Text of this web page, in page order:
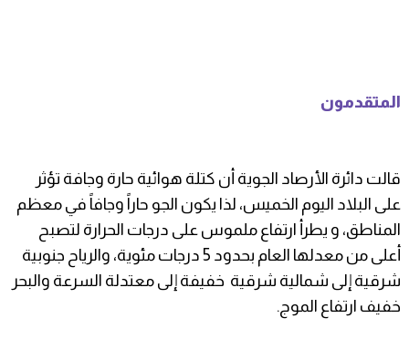
المتقدمون
قالت دائرة الأرصاد الجوية أن كتلة هوائية حارة وجافة تؤثر
على البلاد اليوم الخميس، لذا يكون الجو حاراً وجافاً في معظم
المناطق، و يطرأ ارتفاع ملموس على درجات الحرارة لتصبح
أعلى من معدلها العام بحدود 5 درجات مئوية، والرياح جنوبية
شرقية إلى شمالية شرقية خفيفة إلى معتدلة السرعة والبحر
خفيف ارتفاع الموج.